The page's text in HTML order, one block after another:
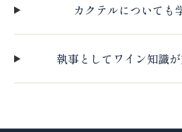
カクテルについても
執事としてワイン知識